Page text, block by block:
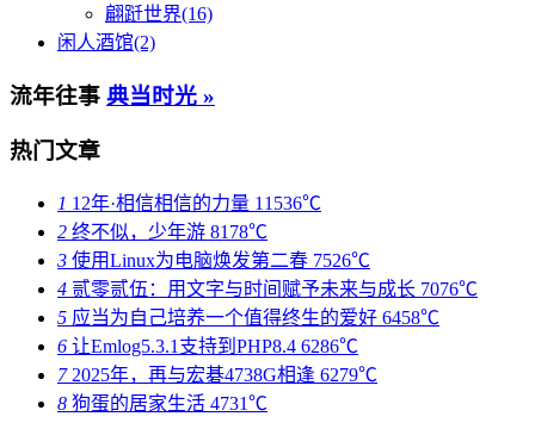
翩跹世界(16)
闲人酒馆(2)
流年往事 典当时光 »
热门文章
1 12年·相信相信的力量 11536℃
2 终不似，少年游 8178℃
3 使用Linux为电脑焕发第二春 7526℃
4 贰零贰伍：用文字与时间赋予未来与成长 7076℃
5 应当为自己培养一个值得终生的爱好 6458℃
6 让Emlog5.3.1支持到PHP8.4 6286℃
72025年，再与宏碁4738G相逢 6279℃
8 狗蛋的居家生活 4731℃